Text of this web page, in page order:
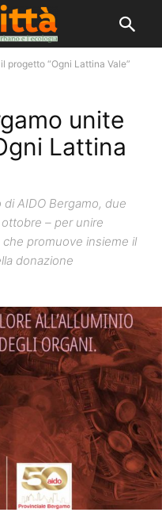
progetto “Ogni Lattina Vale”
unite
Lattina
AIDO Bergamo, due
ottobre – per unire
che promuove insieme il
donazione